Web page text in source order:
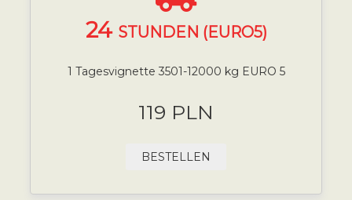
24 STUNDEN (EURO5)
1 Tagesvignette 3501-12000 kg EURO 5
119 PLN
BESTELLEN